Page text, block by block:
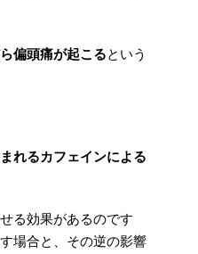
偏頭痛が起こるという
れるカフェインによる
る効果があるのです
場合と、その逆の影響